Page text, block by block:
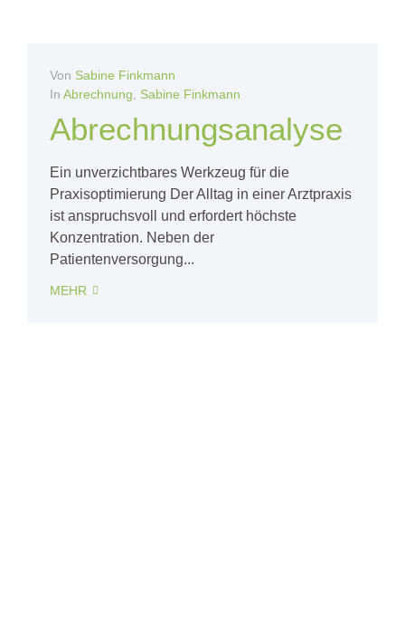
Von Sabine Finkmann
In Abrechnung, Sabine Finkmann
Abrechnungsanalyse
Ein unverzichtbares Werkzeug für die
Praxisoptimierung Der Alltag in einer Arztpraxis
ist anspruchsvoll und erfordert höchste
Konzentration. Neben der
Patientenversorgung...
MEHR